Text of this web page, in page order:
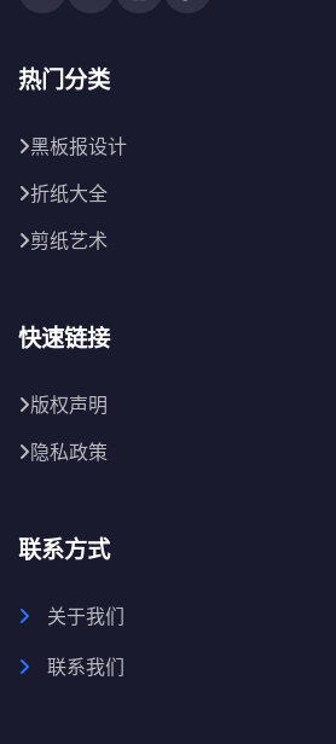
热门分类
黑板报设计
折纸大全
剪纸艺术
快速链接
版权声明
隐私政策
联系方式
关于我们
联系我们